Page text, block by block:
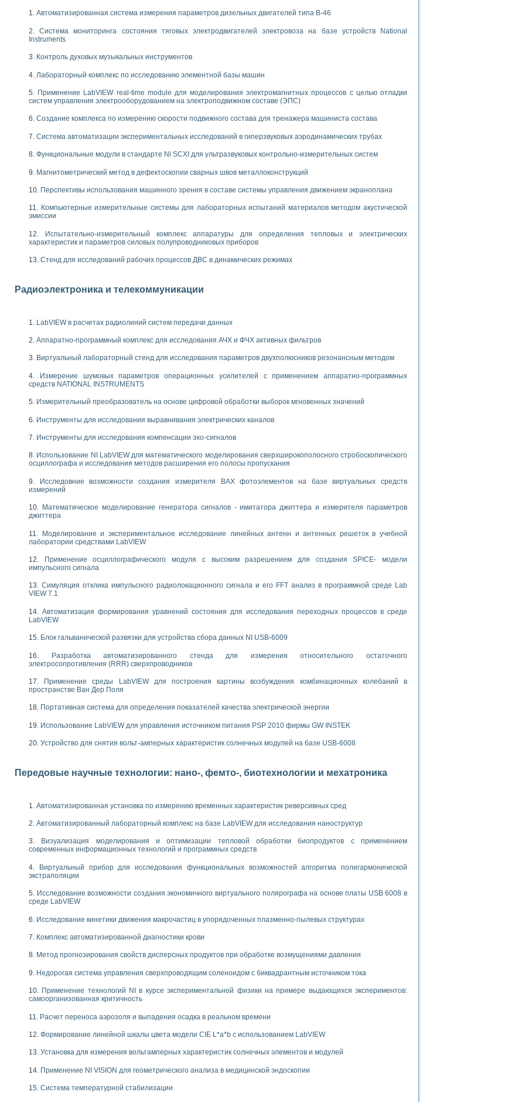
процессов получения дисперсных продуктов на основе виртуальных приборов
переходных процессов при коротких замыканиях в узлах электрических нагрузок
обучающих информационных систем и тренажеров для персонала химических предприятий
путем моделирования технологических процессов пищевых производств с использованием языка программирования LabVIEW
процессом цементирования нефтегазовых скважин
с использованием среды графического программирования LabVIEW для моделирования типовых химико-технологических процессов
термотрансферной маркировки изделий
для исследова¬ния электрофизических свойств аморфного гидрогенизированного карбида кремния (A-SIC:H)
переходных процессов при коротких замыканиях в узлах электрических нагрузок
швов на базе технологий фирмы NATIONAL INSTRUMENTS
неиндустриальных камер в производственных условиях
стенды
стенда по измерению профиля зеркальной антенны и построению диаграммы направленности
комплексы для вузов, осуществляющих подготовку специалистов по пищевой инженерии
нелинейных резистивных цепей
WORKBENCH-MULTISIM для электротехнической подготовки инженеров-неэлектриков
ИНС на основе LabVIEW
течения в расширяющемся канале
интерфейсов обмена по протоколам RS232 и GPIB / имитатор оконечного устройства по интерфейсу RS232
переходных характеристик асинхронных двигателей при пуске
результатов измерительного экспримента
измерений с помощью LabVIEW
INSTRUMENTS для создания систем автоматизированного лабораторного практикума
принципа действия универсального цифрового вольтметра
обеспечение учебных лабораторных стендов
для изучения технологии выращивания полупроводниковых и оптических монокристаллов
LabVIEW
для исследования АЧХ и ФЧХ активных фильтров
одномерных сигналов на основе алгоритма полигармонической экстраполяции
INSTRUMENTS в операционной системе LINUX
полигармонической экстраполяции в среде LabVIEW
принципа действия универсального цифрового вольтметра
принимаемых решений в среде LabVIEW
«Моделирование систем» и «Автоматизация проектирования систем и средств управления»
информационно-измерительным системам (ИИС)
теории Коммутации
работы «Имитационное моделирование погрешностей канала измерения температуры» в среде LabVIEW
в среде LabVIEW
решателей обыкновенных дифференциальных уравнений инструментальных систем моделирования
практикумов на кафедре информационных систем МИРЭА
образования и подготовки преподавателей для работы в ИКТ насыщенной среде
практикума по электронике кафедры информационных систем МИРЭА
частотного анализа для LabWindows/CVI и LabVIEW
«Технологии NATIONAL INSTRUMENTS» в ростовском колледже связи и информатики
постоянного тока
Автоматизированная система измерения параметров дизельных двигателей типа В-46
Система мониторинга состояния тяговых электродвигателей электровоза на базе устройств National
Instruments
Контроль духовых музыкальных инструментов
Лабораторный комплекс по исследованию элементной базы машин
Применение LabVIEW real-time module для моделирования электромагнитных процессов с целью отладки
систем управления электрооборудованием на электроподвижном составе (ЭПС)
Создание комплекса по измерению скорости подвижного состава для тренажера машиниста состава
Система автоматизации экспериментальных исследований в гиперзвуковых аэродинамических трубах
Функциональные модули в стандарте Nl SCXI для ультразвуковых контрольно-измерительных систем
Магнитометрический метод в дефектоскопии сварных швов металлоконструкций
Перспективы использования машинного зрения в составе системы управления движением экраноплана
Компьютерные измерительные системы для лабораторных испытаний материалов методом акустической
эмиссии
Испытательно-измерительный комплекс аппаратуры для определения тепловых и электрических
характеристик и параметров силовых полупроводниковых приборов
Стенд для исследований рабочих процессов ДВС в динамических режимах
Радиоэлектроника и телекоммуникации
LabVIEW в расчетах радиолиний систем передачи данных
Аппаратно-программный комплекс для исследования АЧХ и ФЧХ активных фильтров
Виртуальный лабораторный стенд для исследования параметров двухполюсников резонансным методом
Измерение шумовых параметров операционных усилителей с применением аппаратно-программных
средств NATIONAL INSTRUMENTS
Измерительный преобразователь на основе цифровой обработки выборок мгновенных значений
Инструменты для исследования выравнивания электрических каналов
Инструменты для исследования компенсации эхо-сигналов
Использование NI LabVIEW для математического моделирования сверхширокополосного стробоскопического
осциллографа и исследования методов расширения его полосы пропускания
Исследовние возможности создания измерителя ВАХ фотоэлементов на базе виртуальных средств
измерений
Математическое моделирование генератора сигналов - имитатора джиттера и измерителя параметров
джиттера
Моделирование и экспериментальное исследование линейных антенн и антенных решеток в учебной
лаборатории средствами LabVIEW
Применение осциллографического модуля с высоким разрешением для создания SPICE- модели
импульсного сигнала
Симуляция отклика импульсного радиолокационного сигнала и его FFT анализ в программной среде Lab
VIEW 7.1
Автоматизация формирования уравнений состояния для исследования переходных процессов в среде
LabVIEW
Блок гальванической развязки для устройства сбора данных NI USB-6009
Разработка автоматизированного стенда для измерения относительного остаточного
электросопротивления (RRR) сверхпроводников
Применение среды LabVIEW для построения картины возбуждения комбинационных колебаний в
пространстве Ван Дер Поля
Портативная система для определения показателей качества электрической энергии
Использование LabVIEW для управления источником питания PSP 2010 фирмы GW INSTEK
Устройство для снятия вольт-амперных характеристик солнечных модулей на базе USB-6008
Передовые научные технологии: нано-, фемто-, биотехнологии и мехатроника
Автоматизированная установка по измерению временных характеристик реверсивных сред
Автоматизированный лабораторный комплекс на базе LabVIEW для исследования наноструктур
Визуализация моделирования и оптимизации тепловой обработки биопродуктов с применением
современных информационных технологий и программных средств
Виртуальный прибор для исследования функциональных возможностей алгоритма полигармонической
экстраполяции
Исследование возможности создания экономичного виртуального полярографа на основе платы USB 6008 в
среде LabVIEW
Исследование кинетики движения макрочастиц в упорядоченных плазменно-пылевых структурах
Комплекс автоматизированной диагностики крови
Метод прогнозирования свойств дисперсных продуктов при обработке возмущениями давления
Недорогая система управления сверхпроводящим соленоидом с биквадрантным источником тока
Применение технологий NI в курсе экспериментальной физики на примере выдающихся экспериментов:
самоорганизованная критичность
Расчет переноса аэрозоля и выпадения осадка в реальном времени
Формирование линейной шкалы цвета модели CIE L*a*b с использованием LabVIEW
Установка для измерения вольтамперных характеристик солнечных элементов и модулей
Применение NI VISION для геометрического анализа в медицинской эндоскопии
Система температурной стабилизации